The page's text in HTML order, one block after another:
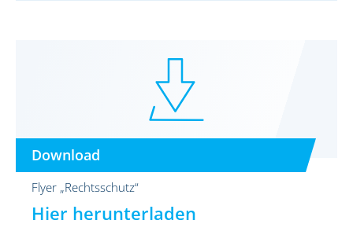
Download
Flyer „Rechtsschutz“
Hier herunterladen